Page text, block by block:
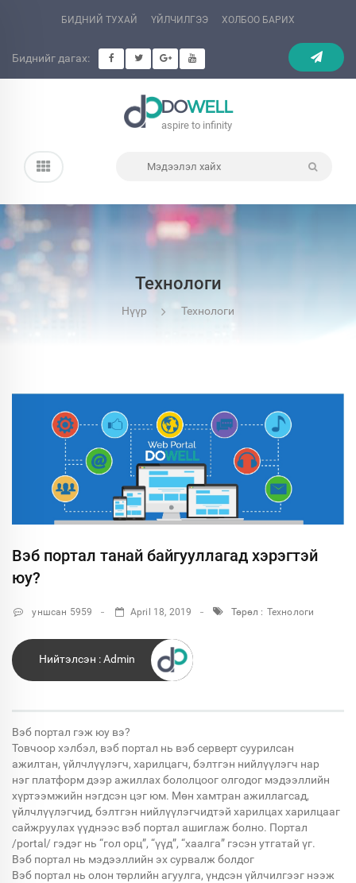
БИДНИЙ ТУХАЙ ҮЙЛЧИЛГЭЭ ХОЛБОО БАРИХ
Биднийг дагах:
DOWELL
aspire to infinity
Технологи
Нүүр Технологи
Вэб портал танай байгууллагад хэрэгтэй
юу?
уншсан 5959 April 18, 2019 Төрөл : Технологи
Нийтэлсэн :Admin
Вэб портал гэж юу вэ?
Товчоор хэлбэл, вэб портал нь вэб серверт суурилсан
ажилтан, үйлчлүүлэгч, харилцагч, бэлтгэн нийлүүлэгч нар
нэг платформ дээр ажиллах бололцоог олгодог мэдээллийн
хүртээмжийн нэгдсэн цэг юм. Мөн хамтран ажиллагсад,
үйлчлүүлэгчид, бэлтгэн нийлүүлэгчидтэй харилцах харилцааг
сайжруулах үүднээс вэб портал ашиглаж болно. Портал
/portal/ гэдэг нь “гол орц”, “үүд”, “хаалга” гэсэн утгатай үг.
Вэб портал нь мэдээллийн эх сурвалж болдог
Вэб портал нь олон төрлийн агуулга, үндсэн үйлчилгээг нээж